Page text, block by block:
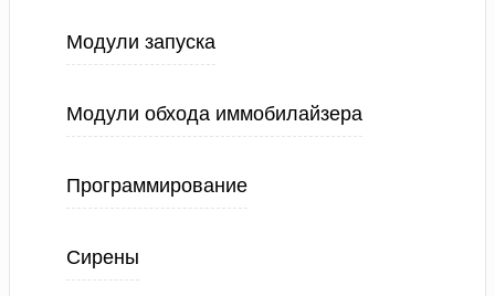
Модули запуска
Модули обхода иммобилайзера
Программирование
Сирены